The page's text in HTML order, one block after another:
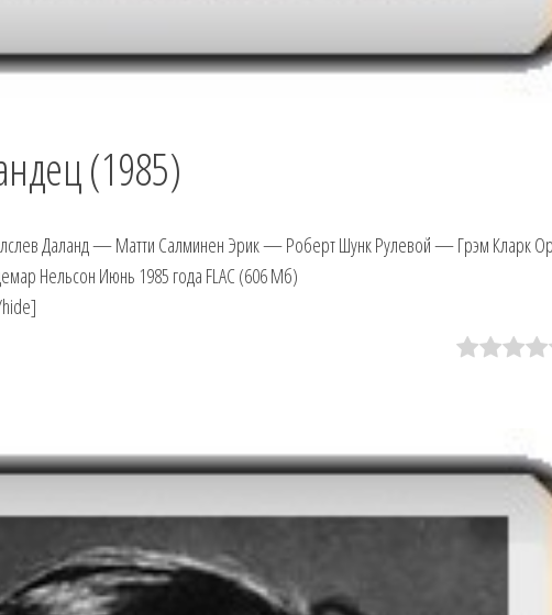
(1985)
Даланд — Матти Салминен Эрик — Роберт Шунк Рулевой — Грэм Кларк
Нельсон Июнь 1985 года FLAC (606 Мб)